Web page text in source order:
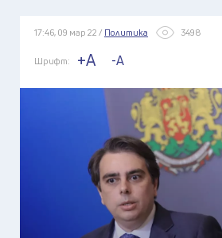
17:46, 09 мар 22 / Политика 3498
Шрифт: +A -A